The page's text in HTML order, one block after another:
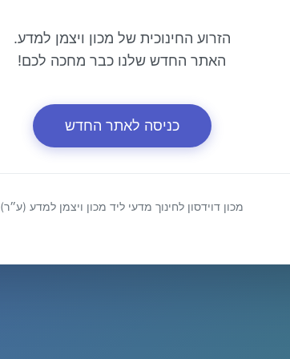
הזרוע החינוכית של מכון ויצמן למדע.
האתר החדש שלנו כבר מחכה לכם!
כניסה לאתר החדש
מכון דוידסון לחינוך מדעי ליד מכון ויצמן למדע (ע״ר)